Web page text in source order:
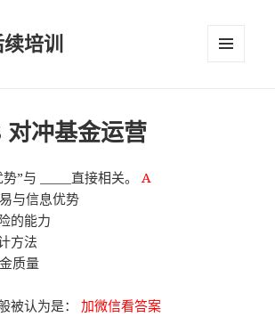
培训
对冲基金运营
”与 _____直接相关。A
与信息优势
的能力
方法
质量
被认为是：加微信看答案